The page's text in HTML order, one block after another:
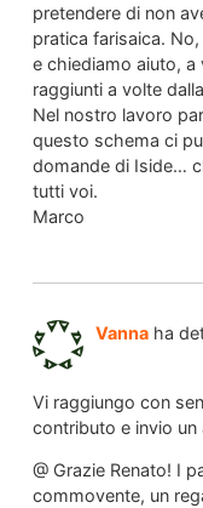
pretendere di non
pratica farisaica.
e chiediamo aiuto, a
raggiunti a volte
Nel nostro lavoro
questo schema ci
domande di Iside…
tutti voi.
Marco
Vanna ha
Vi raggiungo con
contributo e invio
@ Grazie Renato! I
commovente, un